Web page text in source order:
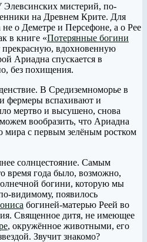
Элевсинских мистерий, по-
на Древнем Крите. Для
о Деметре и Персефоне, а о Рее
в книге «Потерянные богини
прекрасную, вдохновенную
Ариадна спускается в
без похищения.
В Средиземноморье в
фермеры вспахивают и
мертво и высушено, снова
вообразить, что Ариадна
мира с первым зелёным ростком
солнцестояние. Самым
время года было, возможно,
богини, которую мы
видимому, появилось
богиней-матерью Реей во
Священное дитя, не имеющее
, окружённое животными, его
Звучит знакомо?